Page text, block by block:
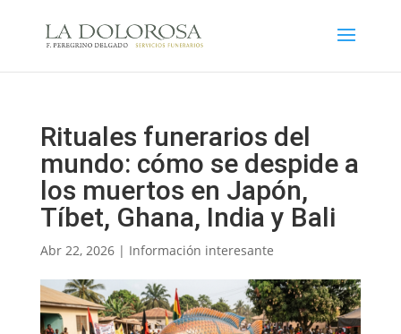
Rituales funerarios del
mundo: cómo se despide a
los muertos en Japón,
Tíbet, Ghana, India y Bali
Abr 22, 2026| Información interesante